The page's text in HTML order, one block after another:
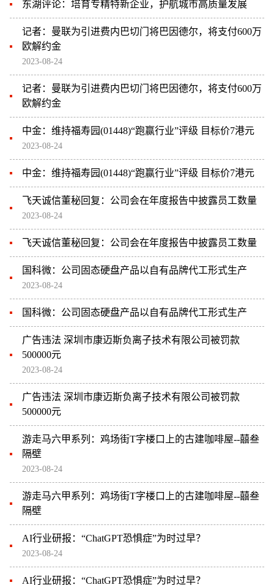
东湖评论：培育专精特新企业，护航城市高质量发展
记者：曼联为引进费内巴切门将巴因德尔，将支付600万
欧解约金
2023-08-24
记者：曼联为引进费内巴切门将巴因德尔，将支付600万
欧解约金
中金：维持福寿园(01448)“跑赢行业”评级 目标价7港元
2023-08-24
中金：维持福寿园(01448)“跑赢行业”评级 目标价7港元
飞天诚信董秘回复：公司会在年度报告中披露员工数量
2023-08-24
飞天诚信董秘回复：公司会在年度报告中披露员工数量
国科微：公司固态硬盘产品以自有品牌代工形式生产
2023-08-24
国科微：公司固态硬盘产品以自有品牌代工形式生产
广告违法 深圳市康迈斯负离子技术有限公司被罚款
500000元
2023-08-24
广告违法 深圳市康迈斯负离子技术有限公司被罚款
500000元
游走马六甲系列：鸡场街T字楼口上的古建咖啡屋--囍叁
隔壁
2023-08-24
游走马六甲系列：鸡场街T字楼口上的古建咖啡屋--囍叁
隔壁
AI行业研报：“ChatGPT恐惧症”为时过早？
2023-08-24
AI行业研报：“ChatGPT恐惧症”为时过早？